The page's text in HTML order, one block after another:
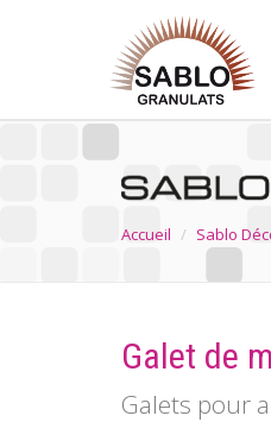
Accueil Sablo
Galet de
Galets pour